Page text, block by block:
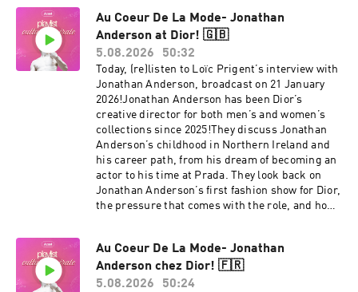
beffrois du Nord de la France", Cédric
Ludwikowski, 2015. Hébergé par Acast. Visitez
danse » La citation à méditer : « Je voudrais
être Obama sur un paddle » Hébergé par Acast.
Visitez acast.com/privacy pour plus
d'informations.
Au Coeur De La Mode- Jonathan
Anderson at Dior! 🇬🇧
5.08.2026
50:32
Today, (re)listen to Loïc Prigent’s interview with
Jonathan Anderson, broadcast on 21 January
2026!Jonathan Anderson has been Dior’s
creative director for both men’s and women’s
collections since 2025!They discuss Jonathan
Anderson’s childhood in Northern Ireland and
his career path, from his dream of becoming an
actor to his time at Prada. They look back on
Jonathan Anderson’s first fashion show for Dior,
the pressure that comes with the role, and how
Au Coeur De La Mode- Jonathan
Anderson chez Dior! 🇫🇷
5.08.2026
50:24